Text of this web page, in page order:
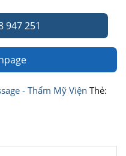
947 251
- Thẩm Mỹ Viện Thẻ: